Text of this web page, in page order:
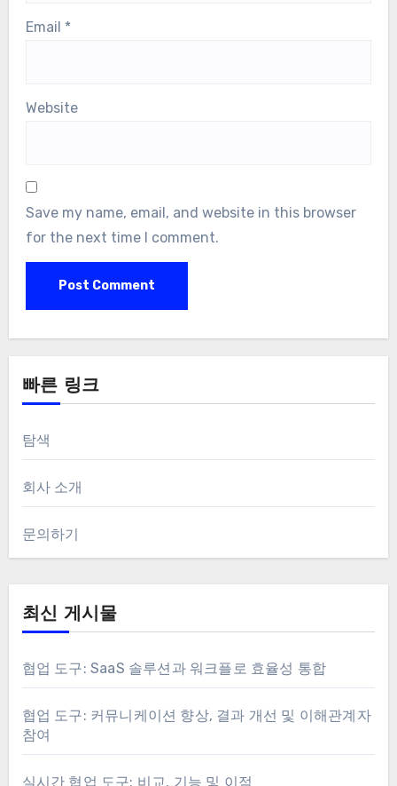
Email *
Website
Save my name, email, and website in this browser
for the next time I comment.
빠른 링크
탐색
회사 소개
문의하기
최신 게시물
협업 도구: SaaS 솔루션과 워크플로 효율성 통합
협업 도구: 커뮤니케이션 향상, 결과 개선 및 이해관계자
참여
실시간 협업 도구: 비교, 기능 및 이점